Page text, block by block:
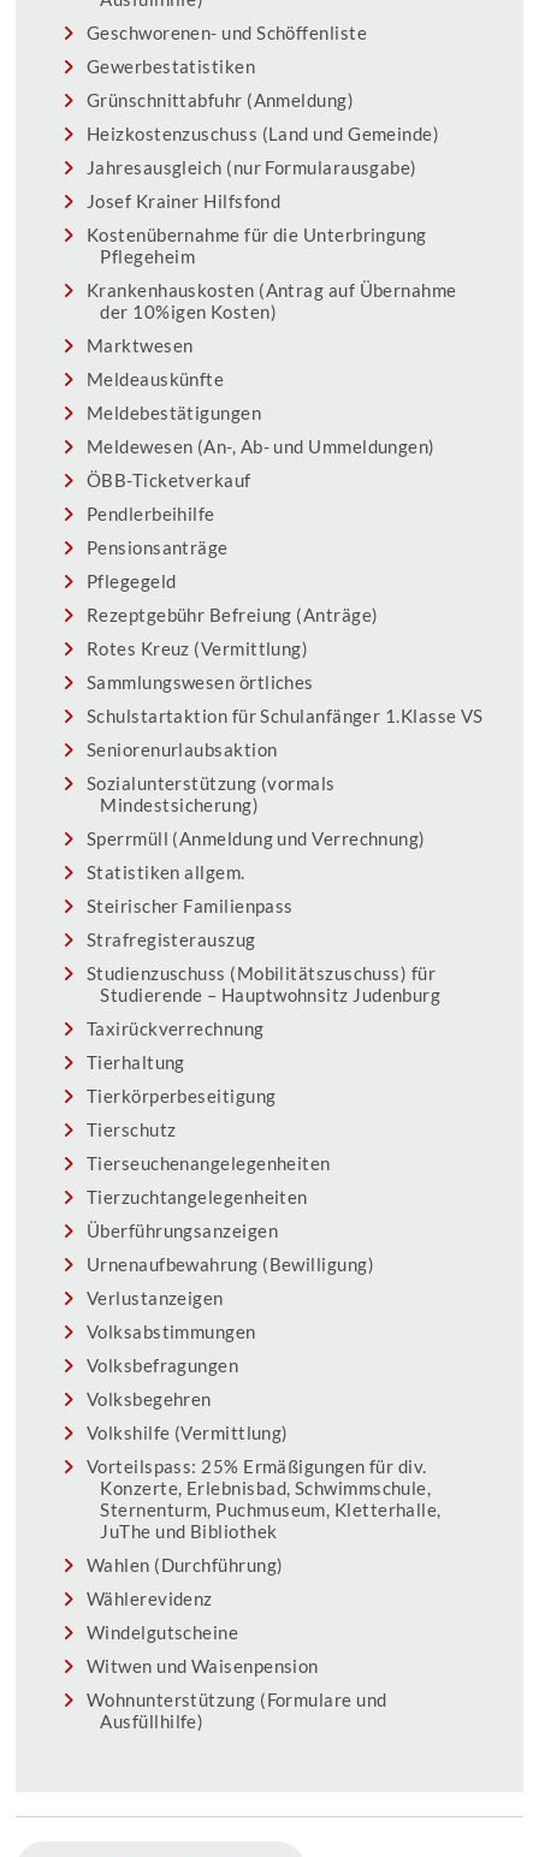
Geschworenen- und Schöffenliste
Gewerbestatistiken
Grünschnittabfuhr (Anmeldung)
Heizkostenzuschuss (Land und Gemeinde)
Jahresausgleich (nur Formularausgabe)
Josef Krainer Hilfsfond
Kostenübernahme für die Unterbringung
Pflegeheim
Krankenhauskosten (Antrag auf Übernahme
der 10%igen Kosten)
Marktwesen
Meldeauskünfte
Meldebestätigungen
Meldewesen (An-, Ab- und Ummeldungen)
ÖBB-Ticketverkauf
Pendlerbeihilfe
Pensionsanträge
Pflegegeld
Rezeptgebühr Befreiung (Anträge)
Rotes Kreuz (Vermittlung)
Sammlungswesen örtliches
Schulstartaktion für Schulanfänger 1.Klasse VS
Seniorenurlaubsaktion
Sozialunterstützung (vormals
Mindestsicherung)
Sperrmüll (Anmeldung und Verrechnung)
Statistiken allgem.
Steirischer Familienpass
Strafregisterauszug
Studienzuschuss (Mobilitätszuschuss) für
Studierende – Hauptwohnsitz Judenburg
Taxirückverrechnung
Tierhaltung
Tierkörperbeseitigung
Tierschutz
Tierseuchenangelegenheiten
Tierzuchtangelegenheiten
Überführungsanzeigen
Urnenaufbewahrung (Bewilligung)
Verlustanzeigen
Volksabstimmungen
Volksbefragungen
Volksbegehren
Volkshilfe (Vermittlung)
Vorteilspass: 25% Ermäßigungen für div.
Konzerte, Erlebnisbad, Schwimmschule,
Sternenturm, Puchmuseum, Kletterhalle,
JuThe und Bibliothek
Wahlen (Durchführung)
Wählerevidenz
Windelgutscheine
Witwen und Waisenpension
Wohnunterstützung (Formulare und
Ausfüllhilfe)